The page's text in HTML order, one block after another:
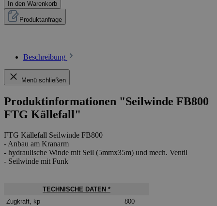
In den Warenkorb
Produktanfrage
Beschreibung
Menü schließen
Produktinformationen "Seilwinde FB800
FTG Källefall"
FTG Källefall Seilwinde FB800
- Anbau am Kranarm
- hydraulische Winde mit Seil (5mmx35m) und mech. Ventil
- Seilwinde mit Funk
TECHNISCHE DATEN *
Zugkraft, kp
800